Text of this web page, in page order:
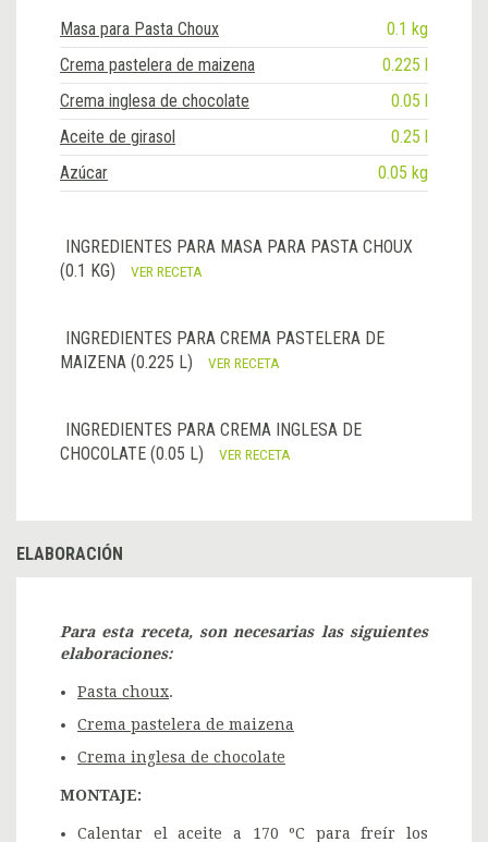
Masa para Pasta Choux
0.1 kg
Crema pastelera de maizena
0.225 l
Crema inglesa de chocolate
0.05 l
Aceite de girasol
0.25 l
Azúcar
0.05 kg
INGREDIENTES PARA MASA PARA PASTA CHOUX
(0.1 KG)
VER RECETA
INGREDIENTES PARA CREMA PASTELERA DE
MAIZENA (0.225 L)
VER RECETA
INGREDIENTES PARA CREMA INGLESA DE
CHOCOLATE (0.05 L)
VER RECETA
ELABORACIÓN
Para esta receta, son necesarias las siguientes
elaboraciones:
Pasta choux.
Crema pastelera de maizena
Crema inglesa de chocolate
MONTAJE:
Calentar el aceite a 170 ºC para freír los